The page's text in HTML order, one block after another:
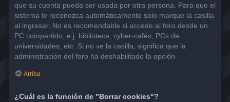
que su cuenta pueda ser usada por otra persona. Para que el
sistema le reconozca automáticamente solo marque la casilla
al ingresar. No es recomendable si accede al foro desde un
PC compartido, e.j. biblioteca, cyber-cafés, PCs de
universidades, etc. Si no ve la casilla, significa que la
administración del foro ha deshabilitado la opción.
Arriba
¿Cuál es la función de "Borrar cookies"?